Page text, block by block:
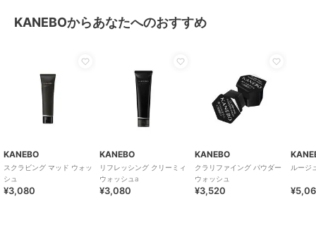
KANEBOからあなたへのおすすめ
KANEBO
スクラビング マッド ウォッ
シュ
¥3,080
KANEBO
リフレッシング クリーミィ
ウォッシュa
¥3,080
KANEBO
クラリファイング パウダー
ウォッシュ
¥3,520
ルージ